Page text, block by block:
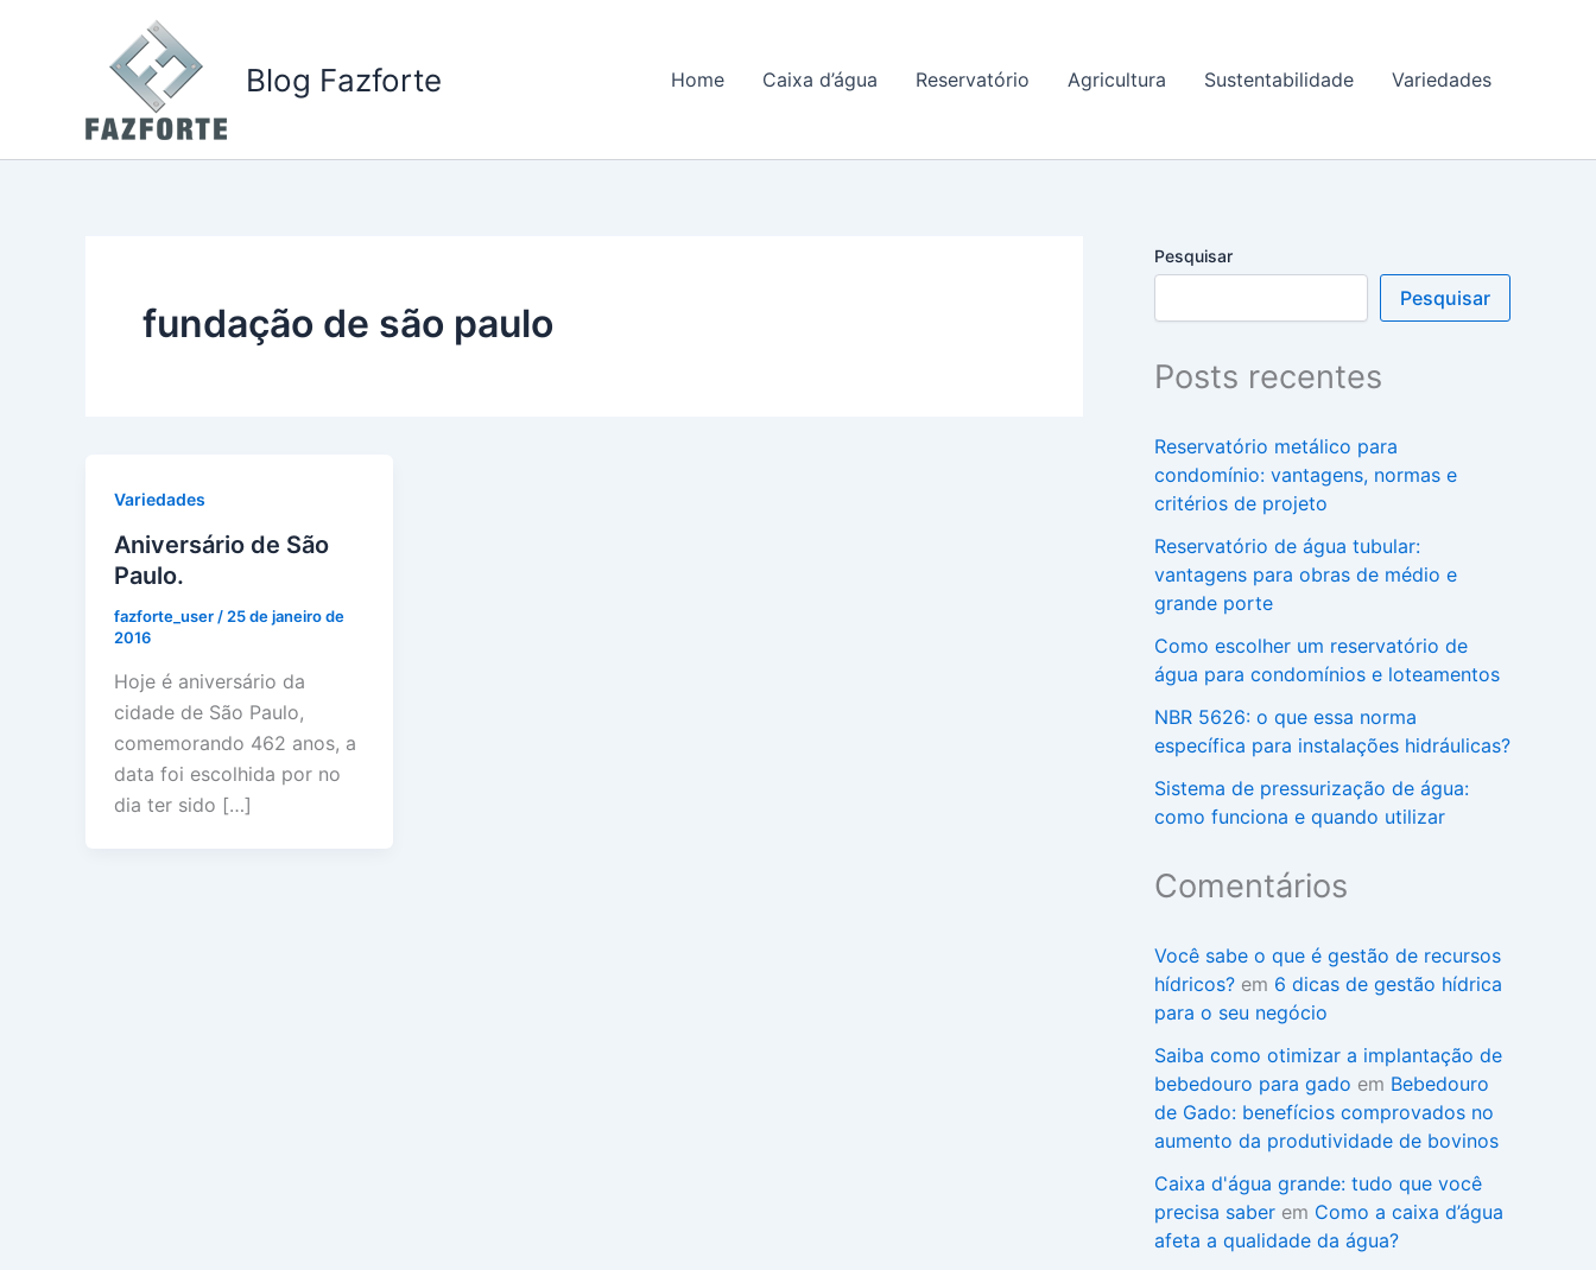
Blog Fazforte Home Caixa d’água Reservatório Agricultura Sustentabilidade Variedades
fundação de são paulo
Variedades
Aniversário de São
Paulo.
fazforte_user / 25 de janeiro de
2016
Hoje é aniversário da
cidade de São Paulo,
comemorando 462 anos, a
data foi escolhida por no
dia ter sido […]
Pesquisar
Pesquisar
Posts recentes
Reservatório metálico para
condomínio: vantagens, normas e
critérios de projeto
Reservatório de água tubular:
vantagens para obras de médio e
grande porte
Como escolher um reservatório de
água para condomínios e loteamentos
NBR 5626: o que essa norma
específica para instalações hidráulicas?
Sistema de pressurização de água:
como funciona e quando utilizar
Comentários
Você sabe o que é gestão de recursos
hídricos? em 6 dicas de gestão hídrica
para o seu negócio
Saiba como otimizar a implantação de
bebedouro para gado em Bebedouro
de Gado: benefícios comprovados no
aumento da produtividade de bovinos
Caixa d'água grande: tudo que você
precisa saber em Como a caixa d’água
afeta a qualidade da água?